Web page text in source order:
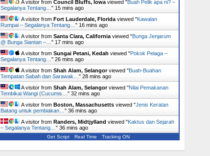
A visitor from Council Bluffs, Iowaviewed "Buah Pelik apa ni? –
Segalanya Tentang… " 15 mins ago
A visitor from Fort Lauderdale, Floridaviewed "Kawalan
Rumpai – Segalanya Tentang… " 16 mins ago
A visitor from Santa Clara, Californiaviewed "Bunga Jenjarum
@ Bunga Siantan –… " 17 mins ago
A visitor from Sungai Petani, Kedah viewed "Pokok Pelaga –
Segalanya Tentang… " 26 mins ago
A visitor from Shah Alam, Selangorviewed "Buah-Buahan
Tempatan Sabah dan Sarawak… " 28 mins ago
A visitor from Shah Alam, Selangorviewed "Nilai Pemakanan
Tembikai Wangi (Cucumis… " 32 mins ago
A visitor from Boston, Massachusettsviewed "Jenis Keratan
Batang untuk pembiakan… " 36 mins ago
A visitor from Randers, Midtjylland viewed "Kaktus dan Sejarah
– Segalanya Tentang… " 36 mins ago
Get Script Real Time Tracking ON